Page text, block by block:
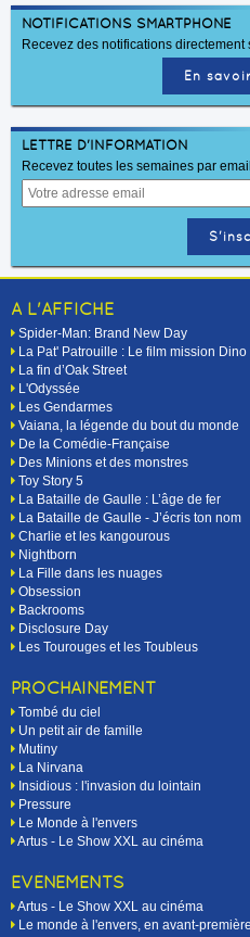
NOTIFICATIONS SMARTPHONE
Recevez des notifications directement
En
LETTRE D'INFORMATION
Recevez toutes les semaines par
A L'AFFICHE
Spider-Man: Brand New Day
La Pat' Patrouille : Le film mission Dino
La fin d’Oak Street
L'Odyssée
Les Gendarmes
Vaiana, la légende du bout du monde
De la Comédie-Française
Des Minions et des monstres
Toy Story 5
La Bataille de Gaulle : L’âge de fer
La Bataille de Gaulle - J’écris ton nom
Charlie et les kangourous
Nightborn
La Fille dans les nuages
Obsession
Backrooms
Disclosure Day
Les Tourouges et les Toubleus
PROCHAINEMENT
Tombé du ciel
Un petit air de famille
Mutiny
La Nirvana
Insidious : l'invasion du lointain
Pressure
Le Monde à l'envers
Artus - Le Show XXL au cinéma
EVÉNEMENTS
Artus - Le Show XXL au cinéma
Le monde à l'envers, en avant-première